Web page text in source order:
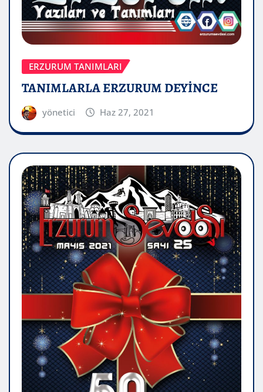
ERZURUM TANIMLARI
TANIMLARLA ERZURUM DEYİNCE
yönetici Haz 27, 2021